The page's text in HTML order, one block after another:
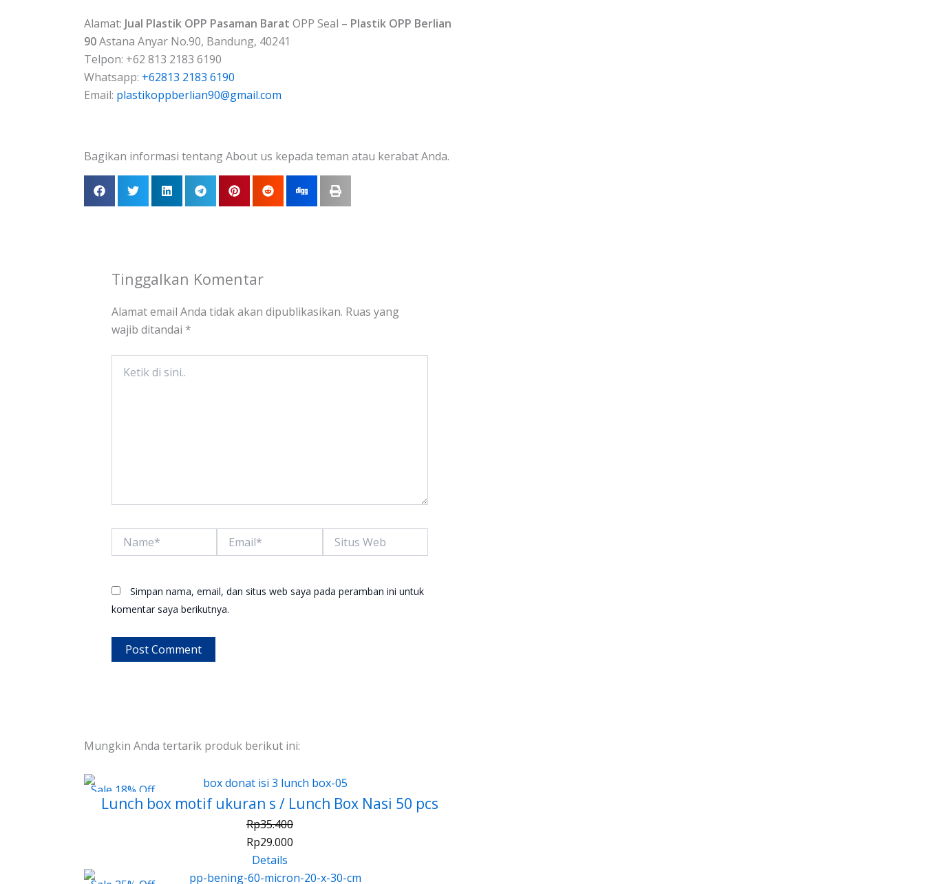
Alamat: Jual Plastik OPP Pasaman Barat OPP Seal – Plastik OPP Berlian
90Astana Anyar No.90, Bandung, 40241
Telpon: +62 813 2183 6190
Whatsapp: +62813 2183 6190
Email: plastikoppberlian90@gmail.com
Bagikan informasi tentang About us kepada teman atau kerabat Anda.
Tinggalkan Komentar
Alamat email Anda tidak akan dipublikasikan. Ruas yang
wajib ditandai *
Web
Simpan nama, email, dan situs web saya pada peramban ini untuk
komentar saya berikutnya.
Mungkin Anda tertarik produk berikut ini:
Sale 18% Off
Lunch box motif ukuran s / Lunch Box Nasi 50 pcs
Rp35.400
Rp29.000
Details